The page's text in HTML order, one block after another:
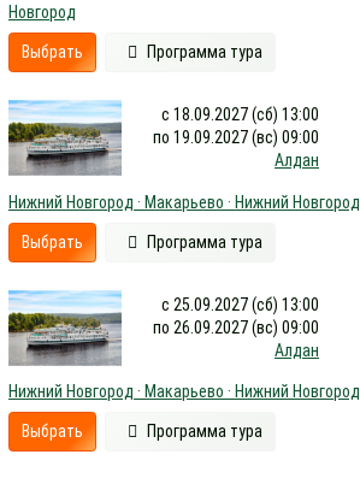
Новгород
Выбрать Программа тура
с 18.09.2027 (сб) 13:00
по 19.09.2027 (вс) 09:00
Алдан
Нижний Новгород · Макарьево · Нижний Новгород
Выбрать Программа тура
с 25.09.2027 (сб) 13:00
по 26.09.2027 (вс) 09:00
Алдан
Нижний Новгород · Макарьево · Нижний Новгород
Выбрать Программа тура